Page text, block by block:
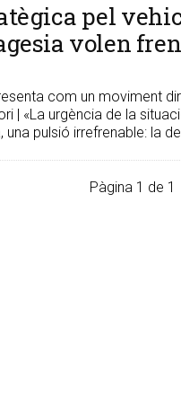
pel
volen
com un moviment
| «La urgència de la
una pulsió irrefrenable: la
Pàgina 1 de 1